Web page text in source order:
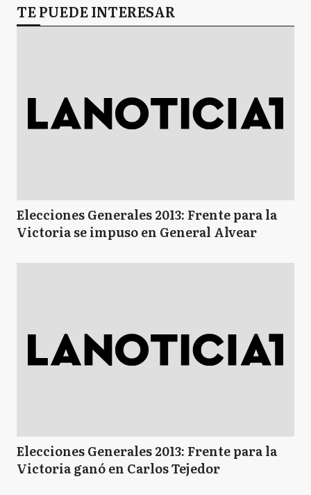
TE PUEDE INTERESAR
Elecciones Generales 2013: Frente para la
Victoria se impuso en General Alvear
Elecciones Generales 2013: Frente para la
Victoria ganó en Carlos Tejedor